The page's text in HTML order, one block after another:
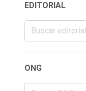
EDITORIAL
ONG